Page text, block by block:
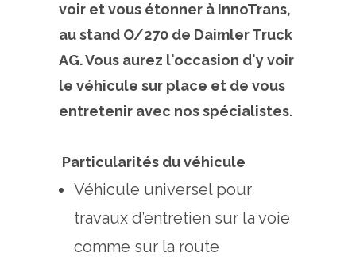
voir et vous étonner à InnoTrans,
au stand O/270 de Daimler Truck
AG. Vous aurez l'occasion d'y voir
le véhicule sur place et de vous
entretenir avec nos spécialistes.
Particularités du véhicule
Véhicule universel pour
travaux d’entretien sur la voie
comme sur la route